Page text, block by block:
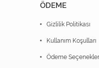
ÖDEME
Gizlilik Politikası
Kullanım Koşulları
Ödeme